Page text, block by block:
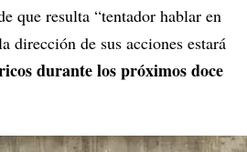
que resulta “tentador hablar en
dirección de sus acciones estará
durante los próximos doce